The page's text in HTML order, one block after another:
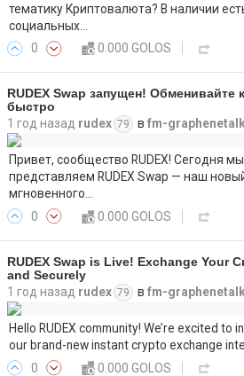
тематику Криптовалюта? В наличии
социальных…
0
0.000 GOLOS
RUDEX Swap запущен! Обменивайте
быстро
1 год назад rudex 79 в fm-
Привет, сообщество RUDEX! Сегодня
представляем RUDEX Swap — наш
мгновенного…
0
0.000 GOLOS
RUDEX Swap is Live! Exchange Your
and Securely
1 год назад rudex 79 в fm-
Hello RUDEX community! We’re excited to
our brand-new instant crypto exchange
0
0.000 GOLOS